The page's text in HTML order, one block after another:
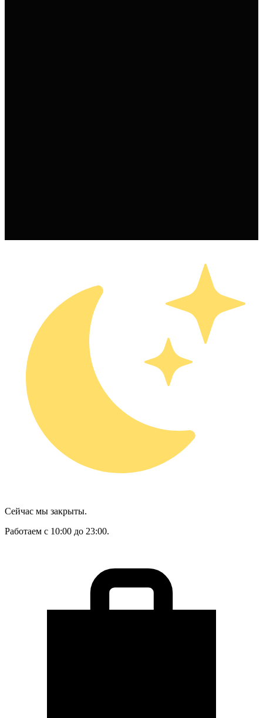
Сейчас мы закрыты.
Работаем с 10:00 до 23:00.